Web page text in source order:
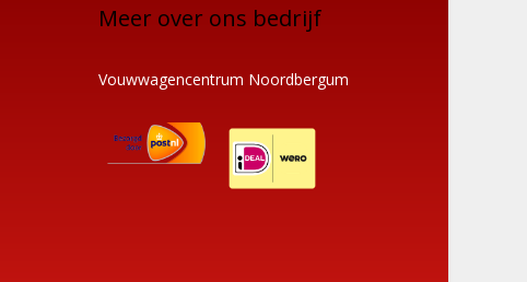
Meer over ons bedrijf
Vouwwagencentrum Noordbergum